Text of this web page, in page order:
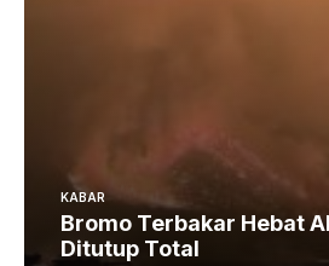
KABAR
Bromo Terbakar Hebat
Ditutup Total